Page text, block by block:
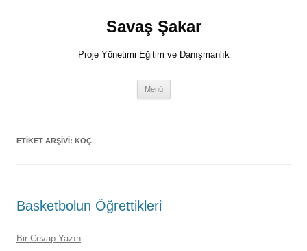
Savaş Şakar
Proje Yönetimi Eğitim ve Danışmanlık
Menü
ETIKET ARŞIVI: KOÇ
Basketbolun Öğrettikleri
Bir Cevap Yazın